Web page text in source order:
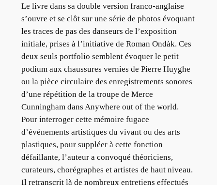
Le livre dans sa double version franco-anglaise
s’ouvre et se clôt sur une série de photos évoquant
les traces de pas des danseurs de l’exposition
initiale, prises à l’initiative de Roman Ondàk. Ces
deux seuls portfolio semblent évoquer le petit
podium aux chaussures vernies de Pierre Huyghe
ou la pièce circulaire des enregistrements sonores
d’une répétition de la troupe de Merce
Cunningham dans Anywhere out of the world.
Pour interroger cette mémoire fugace
d’événements artistiques du vivant ou des arts
plastiques, pour suppléer à cette fonction
défaillante, l’auteur a convoqué théoriciens,
curateurs, chorégraphes et artistes de haut niveau.
Il retranscrit là de nombreux entretiens effectués